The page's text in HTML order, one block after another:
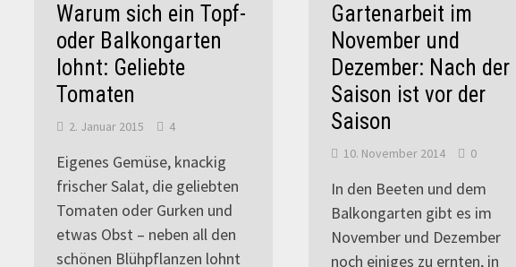
Warum sich ein Topf-
oder Balkongarten
lohnt: Geliebte
Tomaten
2. Januar 2015 4
Eigenes Gemüse, knackig
frischer Salat, die geliebten
Tomaten oder Gurken und
etwas Obst – neben all den
schönen Blühpflanzen lohnt
Gartenarbeit im
November und
Dezember: Nach der
Saison ist vor der
Saison
10. November 2014 0
In den Beeten und dem
Balkongarten gibt es im
November und Dezember
noch einiges zu ernten, in